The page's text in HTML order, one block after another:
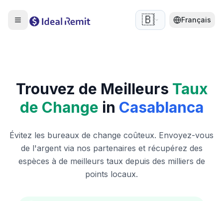
🇧🇪 Français
Trouvez de Meilleurs Taux
de Change in Casablanca
Évitez les bureaux de change coûteux. Envoyez-vous
de l'argent via nos partenaires et récupérez des
espèces à de meilleurs taux depuis des milliers de
points locaux.